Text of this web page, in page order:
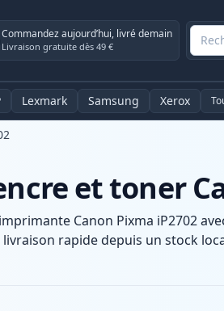
Commandez aujourd’hui, livré demain
Livraison gratuite dès 49 €
Lexmark Samsung Xerox
et toner
Canon Pixma iP2702
rapide depuis un stock